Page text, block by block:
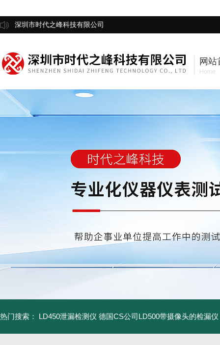
深圳市时代之峰科技有限公司
网站
Home
热门搜索： LD450泄漏检测仪 德国CS公司LD500带摄像头的检漏仪